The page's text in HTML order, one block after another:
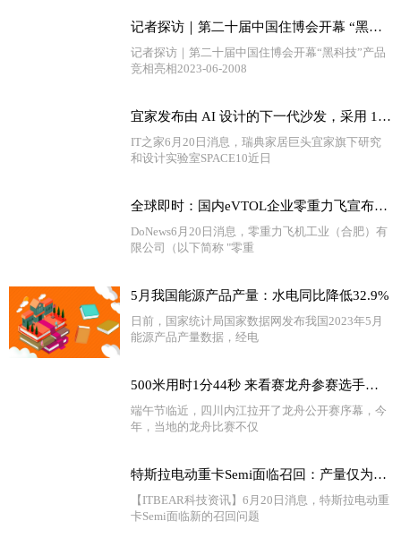
记者探访｜第二十届中国住博会开幕 “黑科技”产品竞相亮相_世界微动态
记者探访｜第二十届中国住博会开幕“黑科技”产品
竞相亮相2023-06-2008
宜家发布由 AI 设计的下一代沙发，采用 100% 可回收材料 焦点速递
IT之家6月20日消息，瑞典家居巨头宜家旗下研究
和设计实验室SPACE10近日
全球即时：国内eVTOL企业零重力飞宣布完成近亿元新一轮融资
DoNews6月20日消息，零重力飞机工业（合肥）有
限公司（以下简称 "零重
5月我国能源产品产量：水电同比降低32.9%
日前，国家统计局国家数据网发布我国2023年5月
能源产品产量数据，经电
500米用时1分44秒 来看赛龙舟参赛选手飞桨追浪→|头条
端午节临近，四川内江拉开了龙舟公开赛序幕，今
年，当地的龙舟比赛不仅
特斯拉电动重卡Semi面临召回：产量仅为36辆 天天快消息
【ITBEAR科技资讯】6月20日消息，特斯拉电动重
卡Semi面临新的召回问题